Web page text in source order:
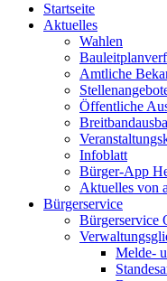
Startseite
Aktuelles
Wahlen
Amtliche
Öffentliche
Infoblatt
Bürger-App
Aktuelles von
Bürgerservice
Bürgerservice
Melde-